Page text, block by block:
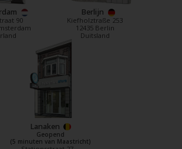
90
Berlijn
Kiefholztraße 253
12435 Berlin
Duitsland
Lanaken
Geopend
(5 minuten van Maastricht)